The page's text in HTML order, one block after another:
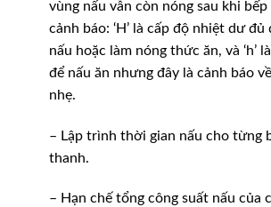
vùng nấu vẫn còn nóng sau khi
cảnh báo: ‘H’ là cấp độ nhiệt dư
nấu hoặc làm nóng thức ăn, và ‘h’
để nấu ăn nhưng đây là cảnh báo
nhẹ.
– Lập trình thời gian nấu cho từng
thanh.
– Hạn chế tổng công suất nấu của